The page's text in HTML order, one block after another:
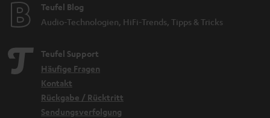
Teufel Blog
Audio-Technologien, HiFi-Trends, Tipps & Tricks
Teufel Support
Häufige Fragen
Kontakt
Rückgabe / Rücktritt
Sendungsverfolgung